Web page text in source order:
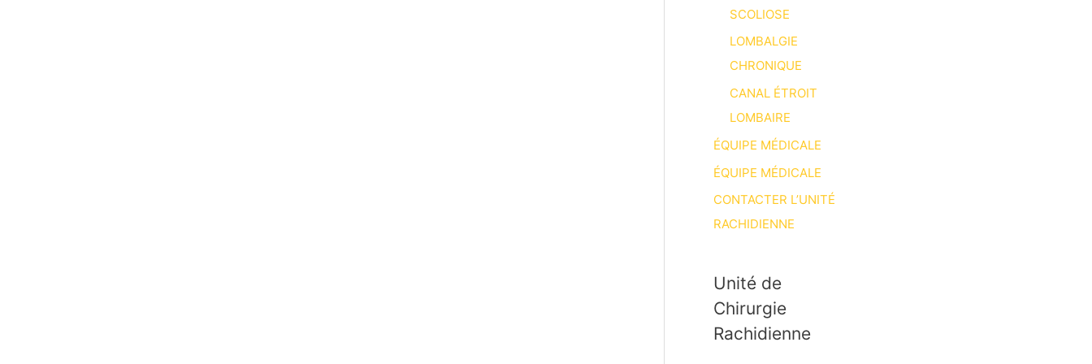
SCOLIOSE
LOMBALGIE
CHRONIQUE
CANAL ÉTROIT
LOMBAIRE
ÉQUIPE MÉDICALE
ÉQUIPE MÉDICALE
CONTACTER L’UNITÉ
RACHIDIENNE
Unité de
Chirurgie
Rachidienne